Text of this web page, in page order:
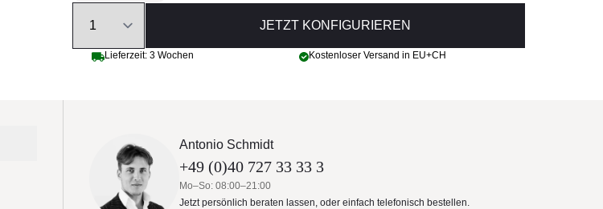
JETZT KONFIGURIEREN
Lieferzeit: 3 Wochen Kostenloser Versand in EU+CH
Antonio Schmidt
+49 (0)40 727 33 33 3
Mo–So: 08:00–21:00
Jetzt persönlich beraten lassen, oder einfach telefonisch bestellen.